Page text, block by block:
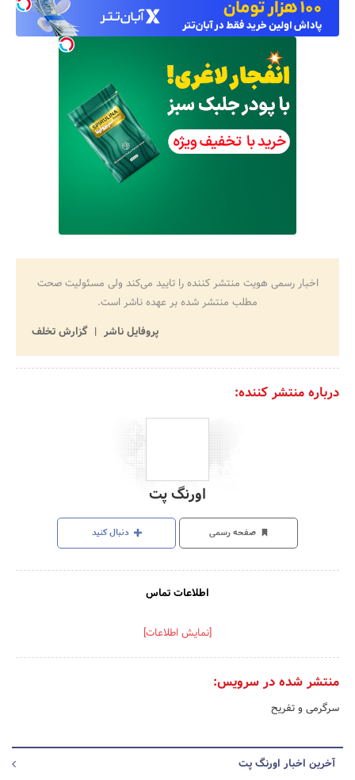
اخبار رسمی هویت منتشر کننده را تایید می‌کند ولی مسئولیت صحت
مطلب منتشر شده بر عهده ناشر است.
پروفایل ناشر
گزارش تخلف
درباره منتشر کننده:
اورنگ پت
صفحه رسمی دنبال کنید
اطلاعات تماس
[نمایش اطلاعات]
منتشر شده در سرویس:
سرگرمی و تفریح
آخرین اخبار اورنگ پت